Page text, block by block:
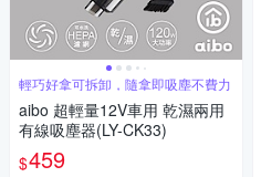
輕巧好拿可拆卸，隨拿即吸塵不費力
aibo 超輕量12V車用 乾濕兩用
有線吸塵器(LY-CK33)
$459